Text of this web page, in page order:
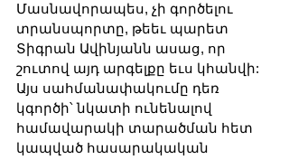
Մասնավորապես, չի գործելու
տրանսպորտը, թեեւ պարետ
Տիգրան Ավինյանն ասաց, որ
շուտով այդ արգելքը եւս կհանվի:
Այս սահմանափակումը դեռ
կգործի՝ նկատի ունենալով
համավարակի տարածման հետ
կապված հասարակական